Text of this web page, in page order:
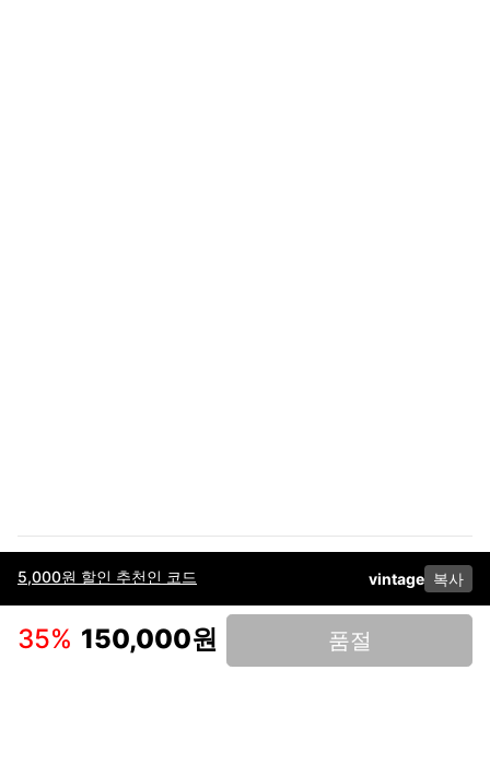
5,000원 할인 추천인 코드 vintage 복사
35% 150,000원 품절
이용약관고객센터판매개인정보 처리방침사업자 정보다운로드
인스타그램